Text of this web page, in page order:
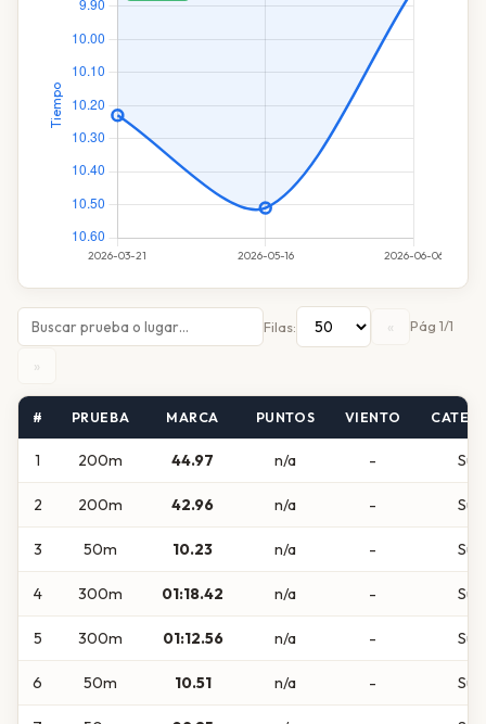
Filas: « Pág 1/1
»
# PRUEBA MARCA PUNTOS VIENTO
1 200m 44.97 n/a -
2 200m 42.96 n/a -
3 50m 10.23 n/a -
4 300m 01:18.42 n/a -
5 300m 01:12.56 n/a -
6 50m 10.51 n/a -